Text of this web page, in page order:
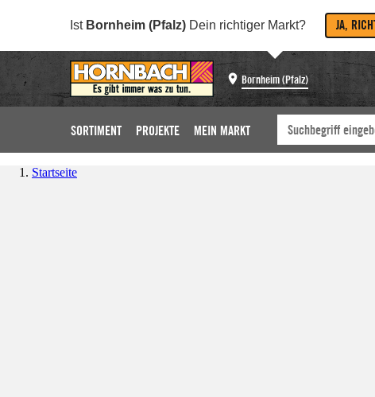
Ist Bornheim (Pfalz) Dein richtiger Markt? JA,
Bornheim (Pfalz)
SORTIMENT PROJEKTE MEIN MARKT
Startseite